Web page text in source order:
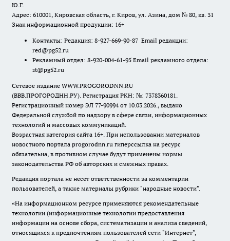
Ю.Г.
Адрес: 610001, Кировская область, г. Киров, ул. Азина, дом № 80, кв. 31
Знак информационной продукции: 16+
Контакты: Редакция: 8-927-669-90-87 Email редакции:
red@pg52.ru
Рекламный отдел: 8-920-004-61-95 Email рекламного отдела:
st@pg52.ru
Сетевое издание WWW.PROGORODNN.RU
(ВВВ.ПРОГОРОДНН.РУ). Регистрация РКН: №: 7378360181.
Регистрационный номер ЭЛ 77-90994 от 10.03.2026., выдано
Федеральной службой по надзору в сфере связи, информационных
технологий и массовых коммуникаций.
Возрастная категория сайта 16+. При использовании материалов
новостного портала progorodnn.ru гиперссылка на ресурс
обязательна, в противном случае будут применены нормы
законодательства РФ об авторских и смежных правах.
Редакция портала не несет ответственности за комментарии
пользователей, а также материалы рубрики "народные новости".
«На информационном ресурсе применяются рекомендательные
технологии (информационные технологии предоставления
информации на основе сбора, систематизации и анализа сведений,
относящихся к предпочтениям пользователей сети "Интернет",